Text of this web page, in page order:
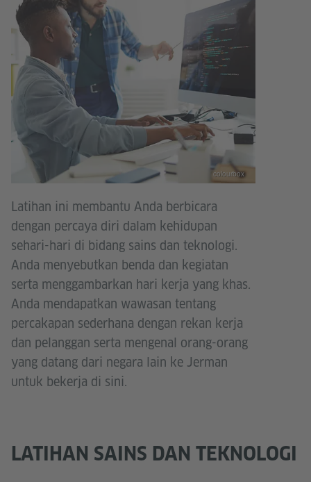
colourbox
Latihan ini membantu Anda berbicara
dengan percaya diri dalam kehidupan
sehari-hari di bidang sains dan teknologi.
Anda menyebutkan benda dan kegiatan
serta menggambarkan hari kerja yang khas.
Anda mendapatkan wawasan tentang
percakapan sederhana dengan rekan kerja
dan pelanggan serta mengenal orang-orang
yang datang dari negara lain ke Jerman
untuk bekerja di sini.
LATIHAN SAINS DAN TEKNOLOGI